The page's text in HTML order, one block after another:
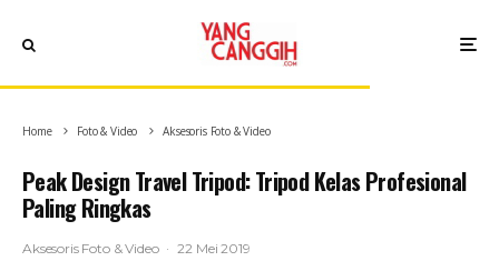
Home Foto & Video Aksesoris Foto & Video
Peak Design Travel Tripod: Tripod Kelas Profesional
Paling Ringkas
Aksesoris Foto & Video · 22 Mei 2019